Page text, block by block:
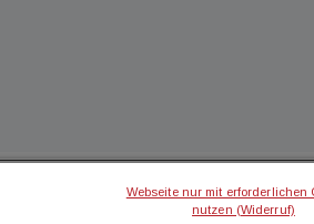
Webseite nur mit erforderlichen
nutzen (Widerruf)